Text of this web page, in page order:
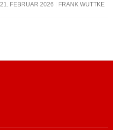
21. FEBRUAR 2026 FRANK WUTTKE